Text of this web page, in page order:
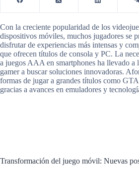
Con la creciente popularidad de los
dispositivos móviles, muchos jugadores se
disfrutar de experiencias más intensas y
que ofrecen títulos de consola y PC. La
a juegos AAA en smartphones ha llevado a
gamer a buscar soluciones innovadoras.
formas de jugar a grandes títulos como
gracias a avances en emuladores y
Transformación del juego móvil: Nuevas